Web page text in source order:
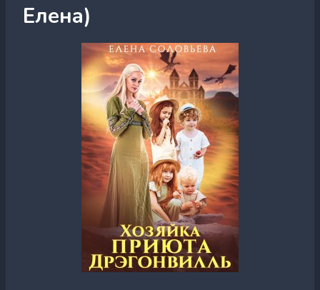
Елена)